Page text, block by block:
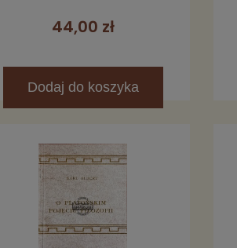
44,00 zł
Dodaj do koszyka